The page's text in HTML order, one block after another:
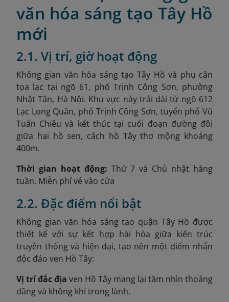
văn hóa sáng tạo Tây Hồ
mới
2.1. Vị trí, giờ hoạt động
Không gian văn hóa sáng tạo Tây Hồ và phụ cận
tọa lạc tại ngõ 61, phố Trịnh Công Sơn, phường
Nhật Tân, Hà Nội. Khu vực này trải dài từ ngõ 612
Lạc Long Quân, phố Trịnh Công Sơn, tuyến phố Vũ
Tuấn Chiêu và kết thúc tại cuối đoạn đường đôi
giữa hai hồ sen, cách hồ Tây thơ mộng khoảng
400m.
Thời gian hoạt động: Thứ 7 và Chủ nhật hàng
tuần. Miễn phí vé vào cửa
2.2. Đặc điểm nổi bật
Không gian văn hóa sáng tạo quận Tây Hồ được
thiết kế với sự kết hợp hài hòa giữa kiến trúc
truyền thống và hiện đại, tạo nên một điểm nhấn
độc đáo ven Hồ Tây:
Vị trí đắc địa ven Hồ Tây mang lại tầm nhìn thoáng
đãng và không khí trong lành.